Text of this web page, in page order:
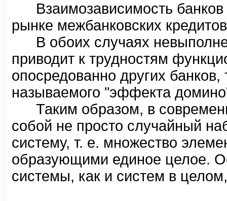
Взаимозависимость банков
рынке межбанковских
В обоих случаях
приводит к трудностям
опосредованно других банков,
называемого "эффекта
Таким образом, в
собой не просто случайный
систему, т. е. множество
образующими единое целое.
системы, как и систем в